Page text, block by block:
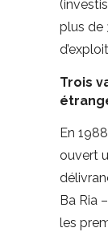
plus de
Trois
En
ouvert
Ba Ria
les